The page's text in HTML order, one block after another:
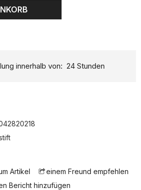
innerhalb von: 24 Stunden
Artikel
einem Freund empfehlen
Bericht hinzufügen